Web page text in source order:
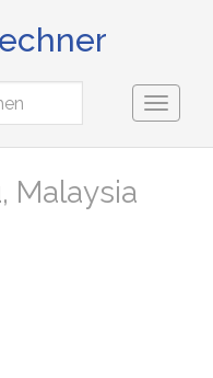
Toggle
, Malaysia